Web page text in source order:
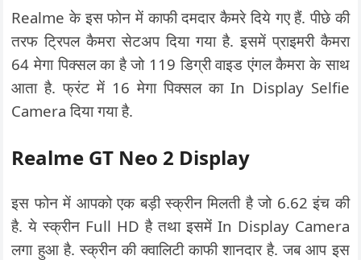
Realme के इस फोन में काफी दमदार कैमरे दिये गए हैं. पीछे की
तरफ ट्रिपल कैमरा सेटअप दिया गया है. इसमें प्राइमरी कैमरा
64 मेगा पिक्सल का है जो 119 डिग्री वाइड एंगल कैमरा के साथ
आता है. फ्रंट में 16 मेगा पिक्सल का In Display Selfie
Camera दिया गया है.
Realme GT Neo 2 Display
इस फोन में आपको एक बड़ी स्क्रीन मिलती है जो 6.62 इंच की
है. ये स्क्रीन Full HD है तथा इसमें In Display Camera
लगा हुआ है. स्क्रीन की क्वालिटी काफी शानदार है. जब आप इस